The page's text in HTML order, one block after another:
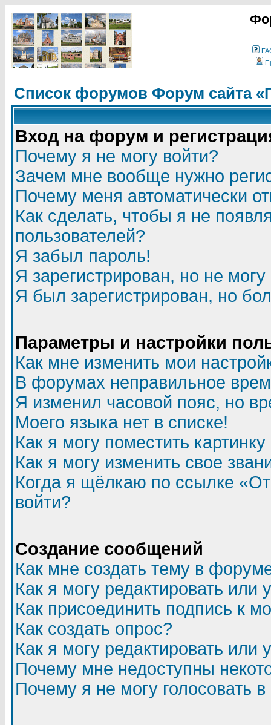
Список форумов Форум сайта
Вход на форум и
Почему я не могу войти?
Зачем мне вообще нужно
Почему меня автоматически
Как сделать, чтобы я не
пользователей?
Я забыл пароль!
Я зарегистрирован, но не могу
Я был зарегистрирован, но
Параметры и настройки
Как мне изменить мои
В форумах неправильное
Я изменил часовой пояс, но
Моего языка нет в списке!
Как я могу поместить
Как я могу изменить свое
Когда я щёлкаю по ссылке
войти?
Создание сообщений
Как мне создать тему в
Как я могу редактировать или
Как присоединить подпись к
Как создать опрос?
Как я могу редактировать или
Почему мне недоступны
Почему я не могу голосовать